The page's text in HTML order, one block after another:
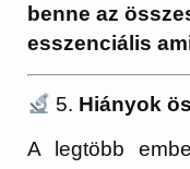
benne az
esszenciális
5. Hiányok
A legtöbb